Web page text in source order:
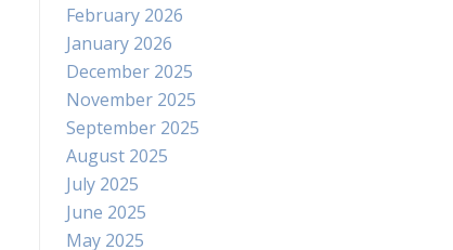
February 2026
January 2026
December 2025
November 2025
September 2025
August 2025
July 2025
June 2025
May 2025